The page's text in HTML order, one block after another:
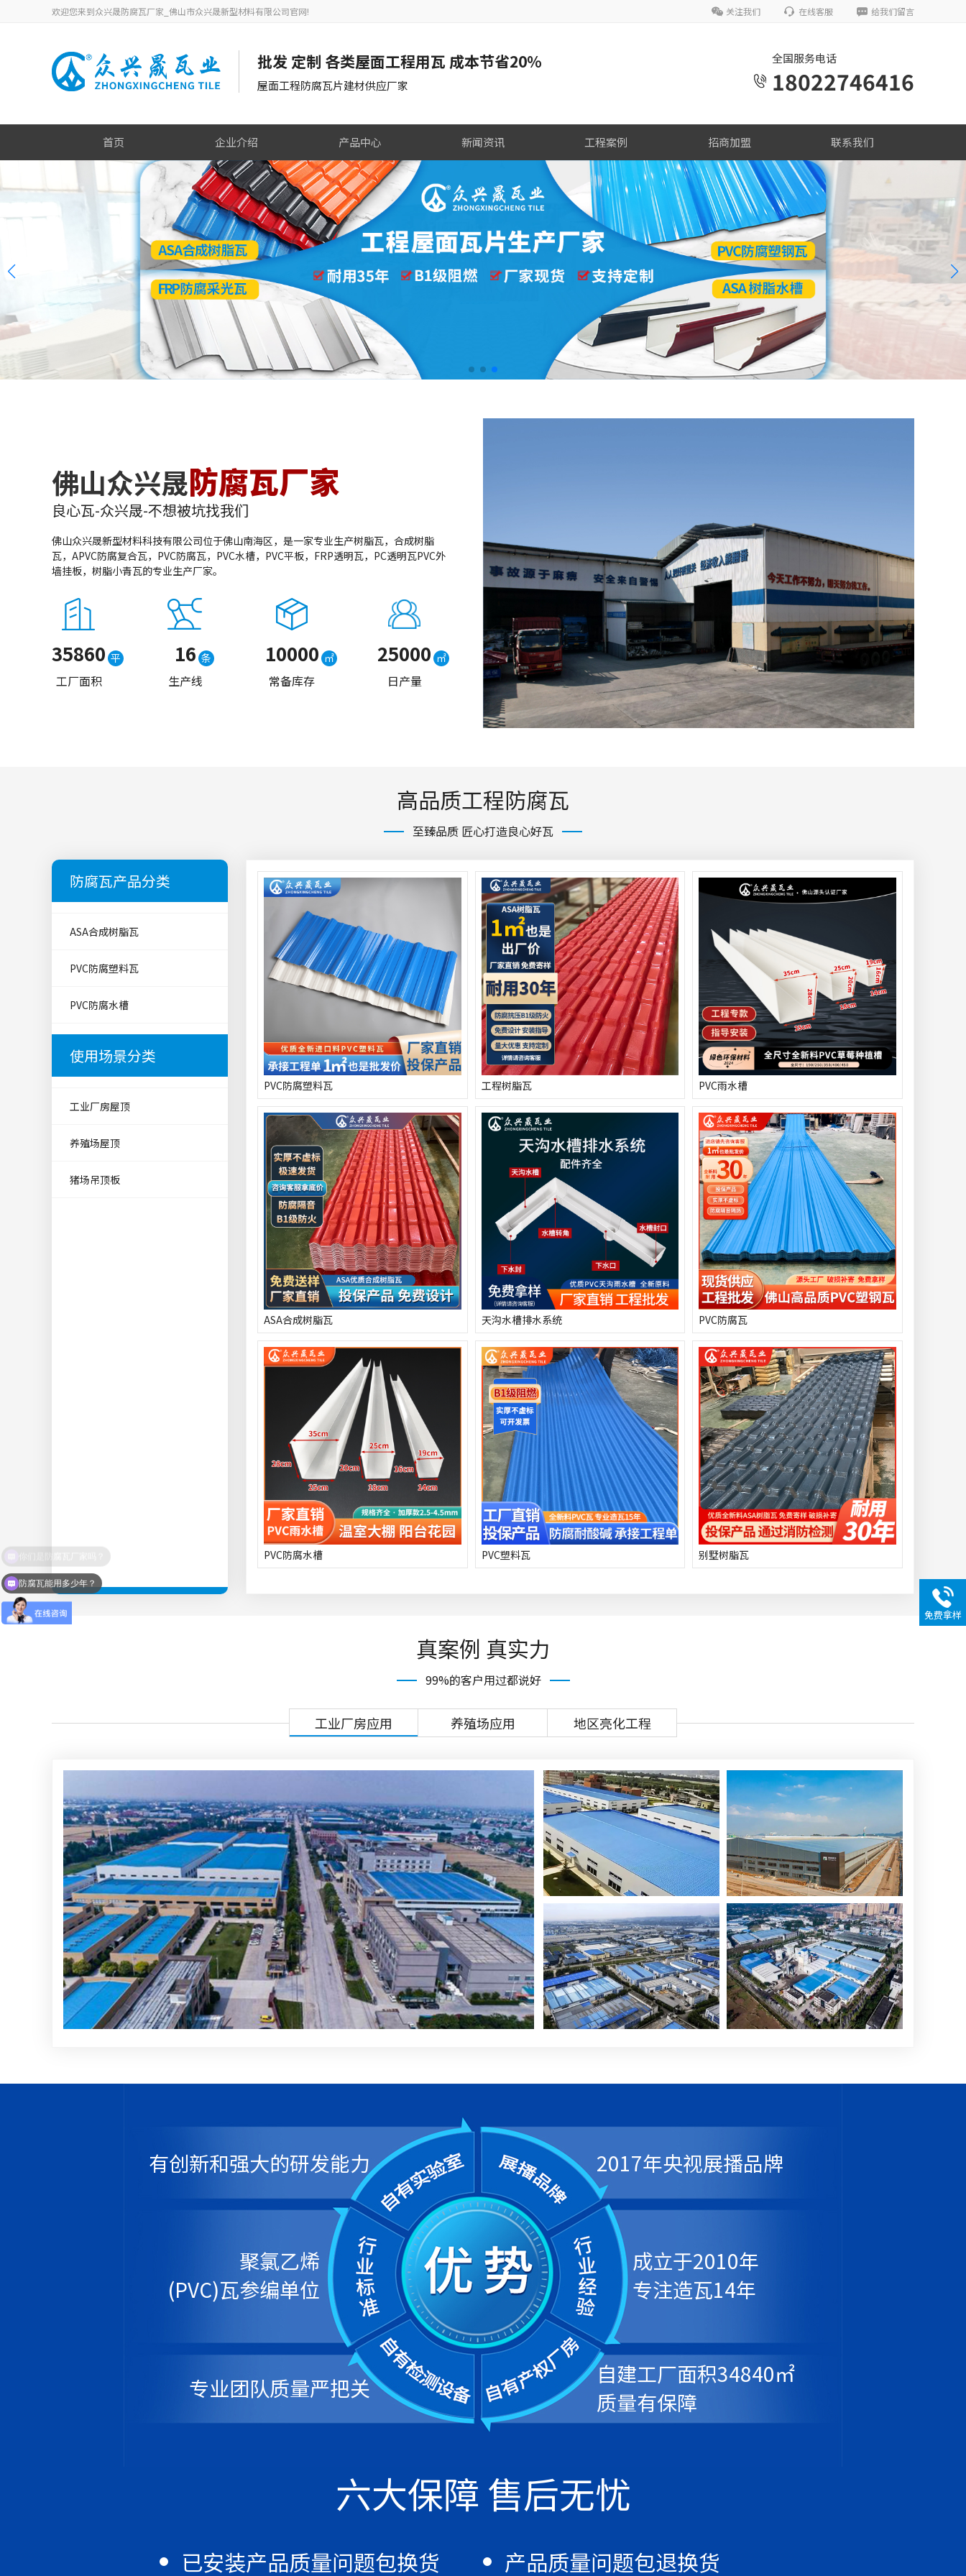
欢迎您来到众兴晟防腐瓦厂家_佛山市众兴晟新型材料有限公司官网! 关注我们 在线客服 给我们留言
批发 定制 各类屋面工程用瓦 成本节省20%
屋面工程防腐瓦片建材供应厂家
全国服务电话
18022746416
首页 企业介绍 产品中心 新闻资讯 工程案例 招商加盟 联系我们
佛山众兴晟防腐瓦厂家
良心瓦-众兴晟-不想被坑找我们
佛山众兴晟新型材料科技有限公司位于佛山南海区，是一家专业生产树脂瓦，合成树脂
瓦，APVC防腐复合瓦，PVC防腐瓦，PVC水槽，PVC平板，FRP透明瓦，PC透明瓦PVC外
墙挂板，树脂小青瓦的专业生产厂家。
35860 平
工厂面积
16 条
生产线
10000 ㎡
常备库存
25000 ㎡
日产量
高品质工程防腐瓦
至臻品质 匠心打造良心好瓦
防腐瓦产品分类
ASA合成树脂瓦
PVC防腐塑料瓦
PVC防腐水槽
使用场景分类
工业厂房屋顶
养殖场屋顶
猪场吊顶板
PVC防腐塑料瓦 工程树脂瓦 PVC雨水槽
ASA合成树脂瓦 天沟水槽排水系统 PVC防腐瓦
PVC防腐水槽 PVC塑料瓦 别墅树脂瓦
真案例 真实力
99%的客户用过都说好
工业厂房应用 养殖场应用 地区亮化工程
有创新和强大的研发能力
聚氯乙烯
(PVC)瓦参编单位
专业团队质量严把关
2017年央视展播品牌
成立于2010年
专注造瓦14年
自建工厂面积34840㎡
质量有保障
六大保障 售后无忧
已安装产品质量问题包换货 产品质量问题包退换货
免费拿样
防腐瓦能用多少年？